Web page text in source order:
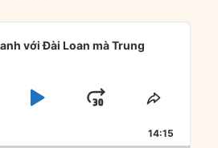
với Đài Loan mà Trung
PLAYJUMP
FORWARD
SHARE
14:15